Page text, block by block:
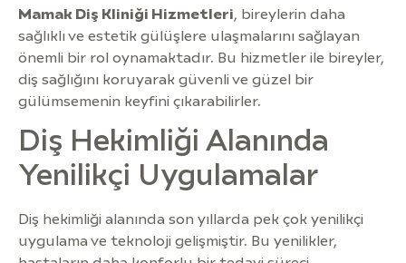
Mamak Diş Kliniği Hizmetleri, bireylerin daha
sağlıklı ve estetik gülüşlere ulaşmalarını sağlayan
önemli bir rol oynamaktadır. Bu hizmetler ile bireyler,
diş sağlığını koruyarak güvenli ve güzel bir
gülümsemenin keyfini çıkarabilirler.
Diş Hekimliği Alanında
Yenilikçi Uygulamalar
Diş hekimliği alanında son yıllarda pek çok yenilikçi
uygulama ve teknoloji gelişmiştir. Bu yenilikler,